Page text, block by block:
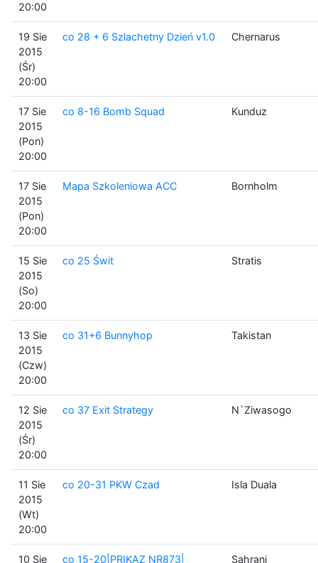
20:00
19 Sie
2015
(Śr)
20:00
co 28 + 6 Szlachetny Dzień v1.0 Chernarus
17 Sie
2015
(Pon)
20:00
co 8-16 Bomb Squad Kunduz
17 Sie
2015
(Pon)
20:00
Mapa Szkoleniowa ACC Bornholm
15 Sie
2015
(So)
20:00
co 25 Świt Stratis
13 Sie
2015
(Czw)
20:00
co 31+6 Bunnyhop Takistan
12 Sie
2015
(Śr)
20:00
co 37 Exit Strategy N`Ziwasogo
11 Sie
2015
(Wt)
20:00
co 20-31 PKW Czad Isla Duala
10 Sie co 15-20|PRIKAZ NR873| Sahrani